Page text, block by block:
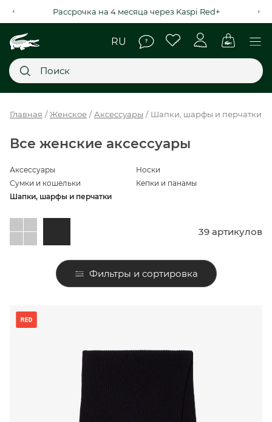
Рассрочка на 4 месяца через Kaspi Red+
Главное меню
НОВИНКИ
SALE
МУЖСКОЕ
ЖЕНСКОЕ
МЫ LACOSTE
Главная Женское Аксессуары Шапки, шарфы и перчатки
Все женские аксессуары
Аксессуары
Сумки и кошельки
Шапки, шарфы и перчатки
Носки
Кепки и панамы
Фильтры и сортировка
39 артикулов